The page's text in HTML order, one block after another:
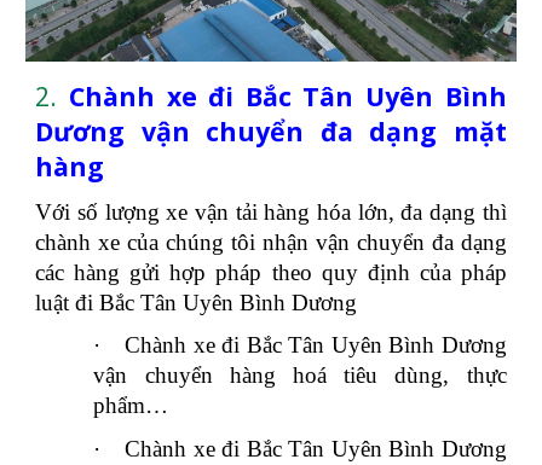
2. Chành xe đi Bắc Tân Uyên Bình
Dương vận chuyển đa dạng mặt
hàng
Với số lượng xe vận tải hàng hóa lớn, đa dạng thì
chành xe của chúng tôi nhận vận chuyển đa dạng
các hàng gửi hợp pháp theo quy định của pháp
luật đi Bắc Tân Uyên Bình Dương
·
Chành xe đi Bắc Tân Uyên Bình Dương
vận chuyển hàng hoá tiêu dùng, thực
phẩm…
·
Chành xe đi Bắc Tân Uyên Bình Dương